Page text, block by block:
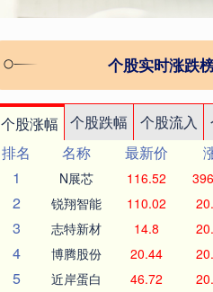
个股实时涨跌
个股涨幅 个股跌幅 个股流入
排名
名称 最新价
1
N展芯 116.52
2 锐翔智能 110.02
3 志特新材 14.8
4 博腾股份 20.44
5 近岸蛋白 46.72